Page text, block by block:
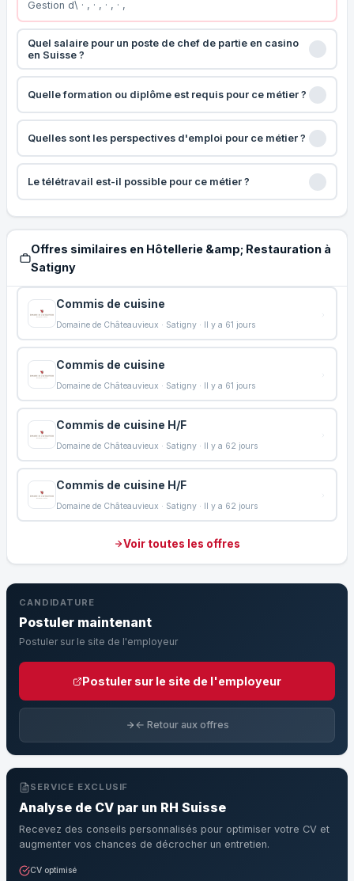
Gestion d\ · , · , · , · ,
Quel salaire pour un poste de chef de partie en casino
en Suisse ?
Quelle formation ou diplôme est requis pour ce métier ?
Quelles sont les perspectives d'emploi pour ce métier ?
Le télétravail est-il possible pour ce métier ?
Offres similaires en Hôtellerie &amp; Restauration à
Satigny
Commis de cuisine
Domaine de Châteauvieux · Satigny · Il y a 61 jours
Commis de cuisine
Domaine de Châteauvieux · Satigny · Il y a 61 jours
Commis de cuisine H/F
Domaine de Châteauvieux · Satigny · Il y a 62 jours
Commis de cuisine H/F
Domaine de Châteauvieux · Satigny · Il y a 62 jours
Voir toutes les offres
CANDIDATURE
Postuler maintenant
Postuler sur le site de l'employeur
Postuler sur le site de l'employeur
← Retour aux offres
SERVICE EXCLUSIF
Analyse de CV par un RH Suisse
Recevez des conseils personnalisés pour optimiser votre CV et
augmenter vos chances de décrocher un entretien.
CV optimisé